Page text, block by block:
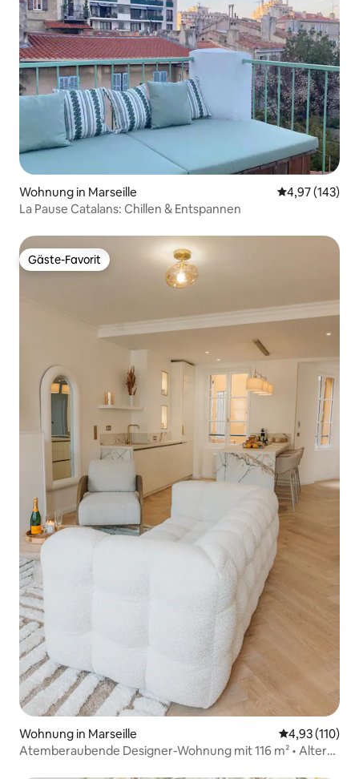
Wohnung in Marseille
4,97 (143)
La Pause Catalans: Chillen & Entspannen
Gäste-Favorit
Gäste-Favorit
Wohnung in Marseille
4,93 (110)
Atemberaubende Designer-Wohnung mit 116 m² • Alter